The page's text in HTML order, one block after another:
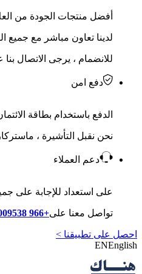
أفضل منتجات الجودة من
لدينا تعاون مباشر مع جميع
للانضمام ، يرجى الاتصال بنا
دفع امن
الدفع باستخدام بطاقة
نحن نقبل التأشيرة ،
دعم العملاء
على استعداد للإجابة على
تواصل معنا على+966 920009538
احصل على تطبيقنا >
ENEnglish